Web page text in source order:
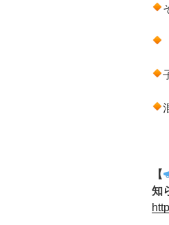
【
知